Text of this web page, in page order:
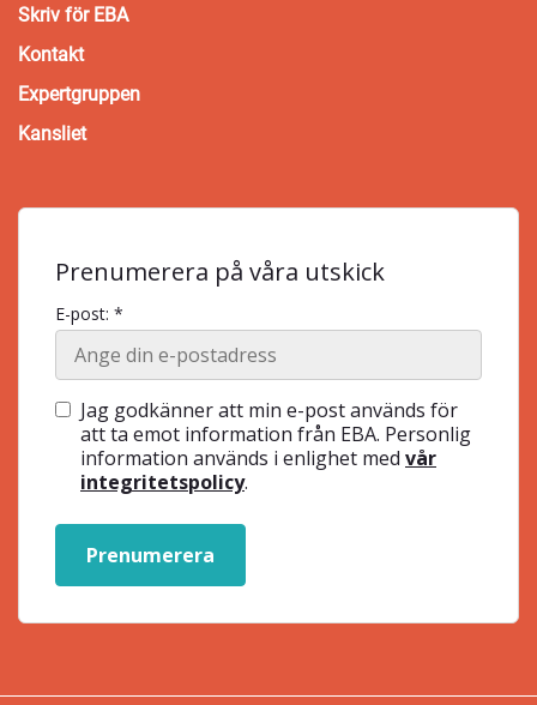
Skriv för EBA
Kontakt
Expertgruppen
Kansliet
Prenumerera på våra utskick
E-post: *
Jag godkänner att min e-post används för
att ta emot information från EBA. Personlig
information används i enlighet med vår
integritetspolicy.
Prenumerera